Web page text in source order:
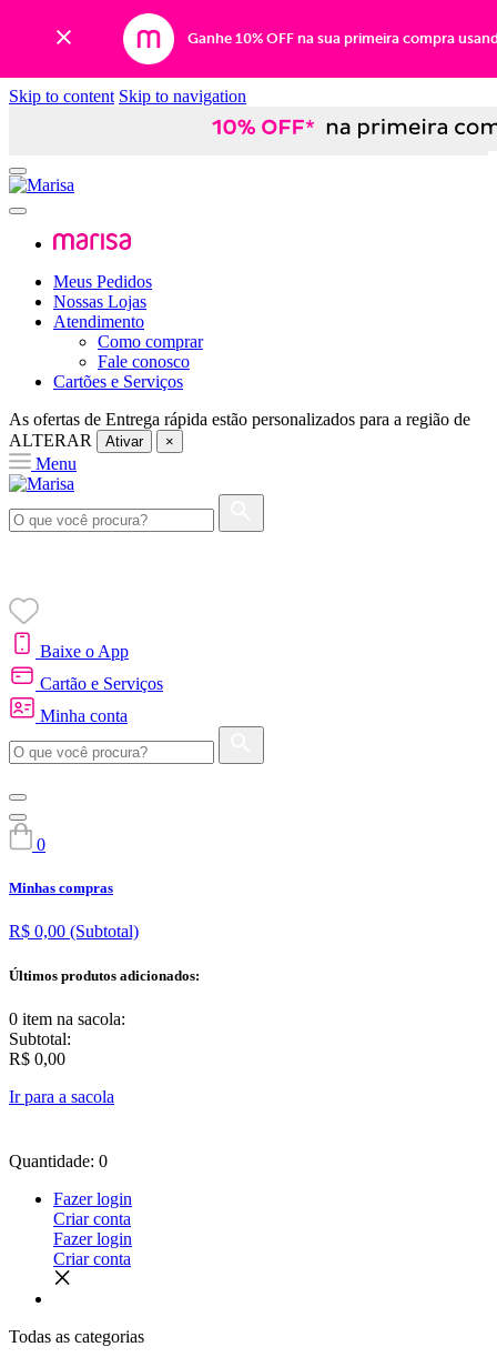
Ganhe 10% OFF na sua primeira compra
Skip to content Skip to navigation
Meus Pedidos
Nossas Lojas
Atendimento
Como comprar
Fale conosco
Cartões e Serviços
As ofertas de Entrega rápida estão personalizados para a região de
ALTERAR
Ativar ×
Menu
Baixe o App
Cartão e Serviços
Minha conta
0
Minhas compras
R$ 0,00 (Subtotal)
Últimos produtos adicionados:
0 item na sacola:
Subtotal:
R$ 0,00
Ir para a sacola
Quantidade: 0
Fazer login
Criar conta
Fazer login
Criar conta
Todas as categorias